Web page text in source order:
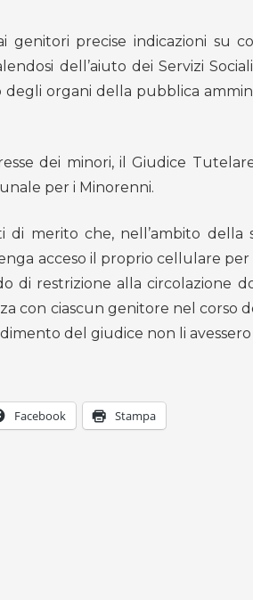
genitori precise indicazioni su
dell’aiuto dei Servizi
organi della pubblica
dei minori, il Giudice
per i Minorenni.
di merito che, nell’ambito della
acceso il proprio cellulare
restrizione alla circolazione
con ciascun genitore nel corso
del giudice non li avessero
Facebook Stampa